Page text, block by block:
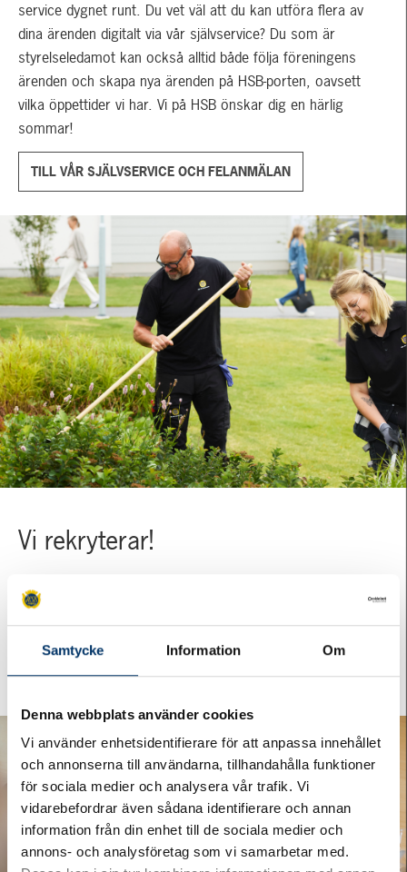
Samtycke Information Om
Denna webbplats använder cookies
Vi använder enhetsidentifierare för att anpassa innehållet
och annonserna till användarna, tillhandahålla funktioner
för sociala medier och analysera vår trafik. Vi
vidarebefordrar även sådana identifierare och annan
information från din enhet till de sociala medier och
annons- och analysföretag som vi samarbetar med.
service dygnet runt. Du vet väl att du kan utföra flera av
dina ärenden digitalt via vår självservice? Du som är
styrelseledamot kan också alltid både följa föreningens
ärenden och skapa nya ärenden på HSB-porten, oavsett
vilka öppettider vi har. Vi på HSB önskar dig en härlig
sommar!
TILL VÅR SJÄLVSERVICE OCH FELANMÄLAN
Vi rekryterar!
till vårt trädgårdsteam i Helsingborg samt semestervikarier
till vår lokalvård i Helsingborg.
LÄS MER OCH SKICKA IN DIN ANSÖKAN IDAG